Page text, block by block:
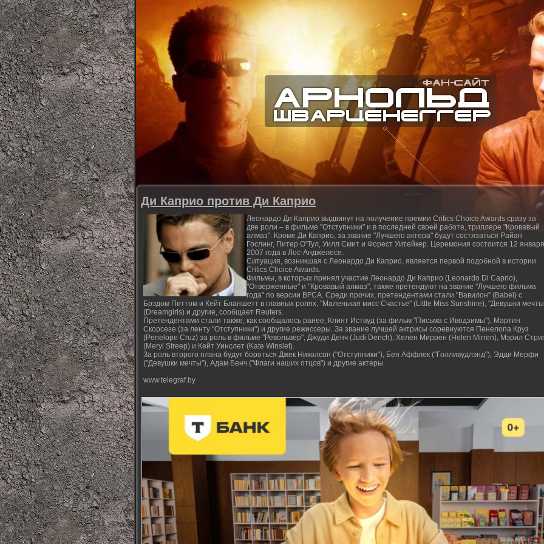
Ди Каприо против Ди Каприо
Леонардо Ди Каприо выдвинут на получение премии Critics Choice Awards сразу за
две роли – в фильме "Отступники" и в последней своей работе, триллере "Кровавый
алмаз". Кроме Ди Каприо, за звание "Лучшего актера" будут состязаться Райан
Гослинг, Питер О’Тул, Уилл Смит и Форест Уитейкер. Церемония состоится 12 января
2007 года в Лос-Анджелесе.
Ситуация, возникшая с Леонардо Ди Каприо, является первой подобной в истории
Critics Choice Awards.
Фильмы, в которых принял участие Леонардо Ди Каприо (Leonardo Di Caprio),
"Отверженные" и "Кровавый алмаз", также претендуют на звание "Лучшего фильма
года" по версии BFCA. Среди прочих, претендентами стали "Вавилон" (Babel) с
Брэдом Питтом и Кейт Бланшетт в главных ролях, "Маленькая мисс Счастье" (Little Miss Sunshine), "Девушки
(Dreamgirls) и другие, сообщает Reuters.
Претендентами стали также, как сообщалось ранее, Клинт Иствуд (за фильм "Письма с Иводзимы"), Мартин
Скорсезе (за ленту "Отступники") и другие режиссеры. За звание лучшей актрисы соревнуются Пенелопа Круз
(Penelope Cruz) за роль в фильме "Револьвер", Джуди Денч (Judi Dench), Хелен Миррен (Helen Mirren), Мэрил
(Meryl Streep) и Кейт Уинслет (Kate Winslet).
За роль второго плана будут бороться Джек Николсон ("Отступники"), Бен Аффлек ("Голливудлэнд"), Эдди Мерфи
("Девушки мечты"), Адам Бенч ("Флаги наших отцов") и другие актеры.
www.telegraf.by